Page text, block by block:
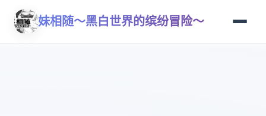
妹相随～黑白世界的缤纷冒险～